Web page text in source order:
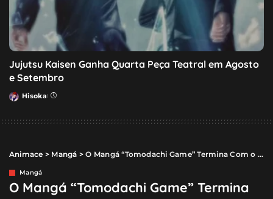
Jujutsu Kaisen Ganha Quarta Peça Teatral em Agosto
e Setembro
Posted
Hisoka
Animace > Mangá >O Mangá “Tomodachi Game” Termina Com o 26º Volume
Mangá
O Mangá “Tomodachi Game” Termina